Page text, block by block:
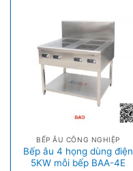
BẾP ÂU CÔNG NGHIỆP
Bếp âu 4 họng dùng điện
5KW mỗi bếp BAA-4E